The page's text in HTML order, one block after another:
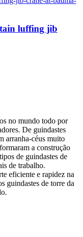
luffing jib
no mundo todo por
De guindastes
arranha-céus muito
a construção
de guindastes de
de trabalho.
eficiente e rapidez na
guindastes de torre da